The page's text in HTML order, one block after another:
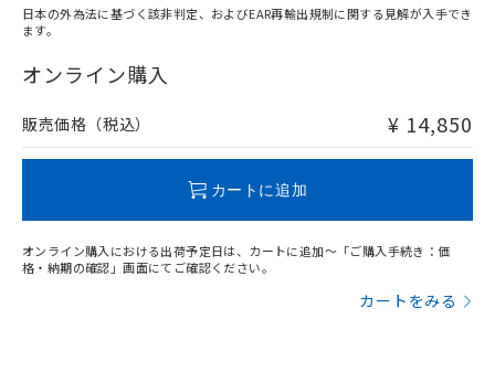
在庫等で未対応品が混在する可能性があります。
問い合わせください。
日本の外為法に基づく該非判定、およびEAR再輸出規制に関する見解が入手でき
ます。
オンライン購入
販売価格（税込） ¥ 14,850
カートに追加
オンライン購入における出荷予定日は、カートに追加～「ご購入手続き：価
格・納期の確認」画面にてご確認ください。
カートをみる